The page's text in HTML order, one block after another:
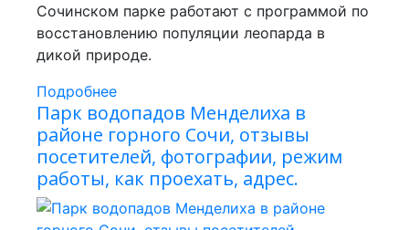
Сочинском парке работают с программой по
восстановлению популяции леопарда в
дикой природе.
Подробнее
Парк водопадов Менделиха в
районе горного Сочи, отзывы
посетителей, фотографии, режим
работы, как проехать, адрес.